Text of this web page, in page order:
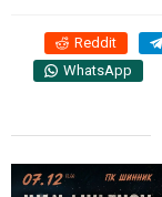
Reddit
WhatsApp